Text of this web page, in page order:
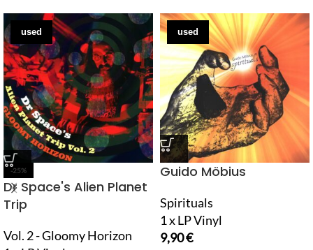
used
-25%
Dr Space's Alien Planet
Trip
Vol. 2 - Gloomy Horizon
used
Guido Möbius
Spirituals
1 x LP Vinyl
9,90€